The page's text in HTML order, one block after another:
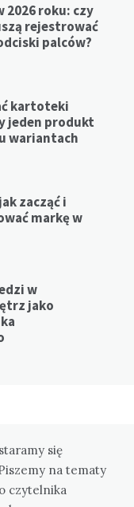
2026 roku: czy
rejestrować
palców?
kartoteki
jeden produkt
wariantach
zacząć i
markę w
w
jako
się
na tematy
czytelnika